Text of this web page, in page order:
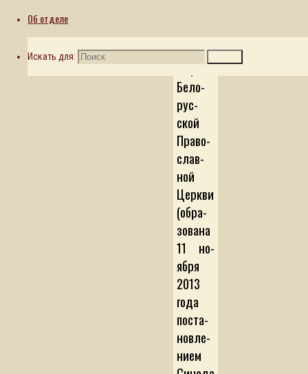
Об отделе
Искать для:
де­лам
мо­нас­
ты­рей
Бе­ло­
рус­
ской
Пра­во­
сла­в­
ной
Цер­к­ви
(об­ра­
зо­ва­на
11 но­
яб­ря
2013
го­да
по­с­та­
нов­ле­
ни­ем